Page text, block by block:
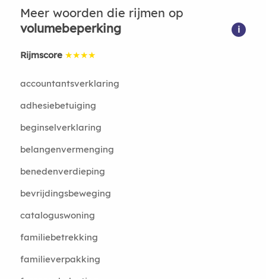
Meer woorden die rijmen op
volumebeperking
i
Rijmscore ★★★★
accountantsverklaring
adhesiebetuiging
beginselverklaring
belangenvermenging
benedenverdieping
bevrijdingsbeweging
cataloguswoning
familiebetrekking
familieverpakking